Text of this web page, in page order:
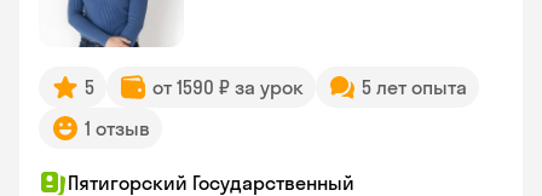
5 от 1590 ₽ за урок
5 лет опыта
1 отзыв
Пятигорский Государственный